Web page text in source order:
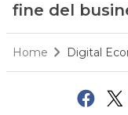
fine del
Home Digital